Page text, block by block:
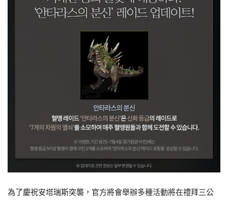
為了慶祝安塔瑞斯突襲，官方將會舉辦多種活動將在禮拜三公